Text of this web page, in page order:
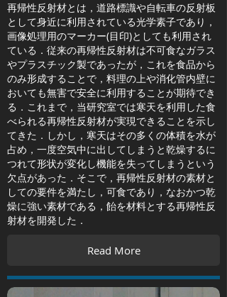
再帰性反射材とは，道路標識や自転車の反射板
として身近に利用されている光学素子であり，
画像処理用のマーカー(目印)としても利用され
ている．従来の再帰性反射材は不可食なガラス
やプラスチック製であったが，これを食品から
のみ形成することで，料理の上や消化管内壁に
おいても無害で安全に利用することが期待でき
る．これまで，当研究室では寒天を利用した食
べられる再帰性反射材が実現できることを示し
てきた．しかし，寒天はその多くの体積を水が
占め，一度空気中に出してしまうと乾燥するに
つれて形状が変化し機能を失ってしまうという
欠点があった．そこで，再帰性反射材の素材と
しての要件を満たし，可食であり，なおかつ乾
燥に強い素材である，飴を材料とする再帰性反
射材を開発した．
Read More